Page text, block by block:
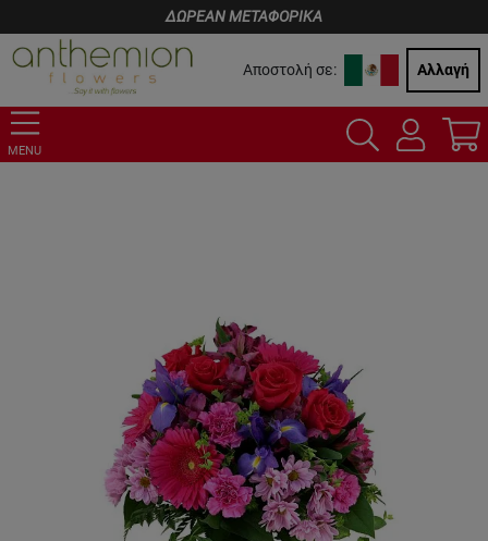
ΔΩΡΕΑΝ ΜΕΤΑΦΟΡΙΚΑ
Αποστολή σε: Αλλαγή
MENU